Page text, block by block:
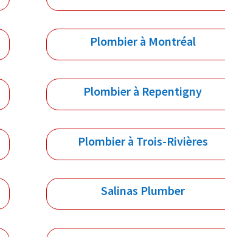
Plombier à Montréal
Plombier à Repentigny
Plombier à Trois-Rivières
Salinas Plumber